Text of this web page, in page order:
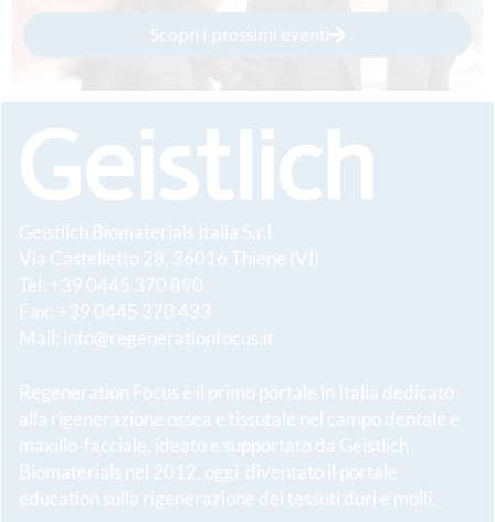
Scopri i prossimi eventi
Geistlich Biomaterials Italia S.r.l.
Via Castelletto 28, 36016 Thiene (VI)
Tel: +39 0445 370 890
Fax: +39 0445 370 433
Mail: info@regenerationfocus.it
Regeneration Focus è il primo portale in Italia dedicato
alla rigenerazione ossea e tissutale nel campo dentale e
maxillo-facciale, ideato e supportato da Geistlich
Biomaterials nel 2012, oggi diventato il portale
education sulla rigenerazione dei tessuti duri e molli.